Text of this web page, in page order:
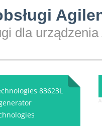
dla
83623L